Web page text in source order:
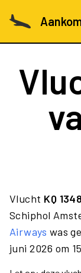
Vlucht KQ 1348
Schiphol
Airways was
juni 2026 om